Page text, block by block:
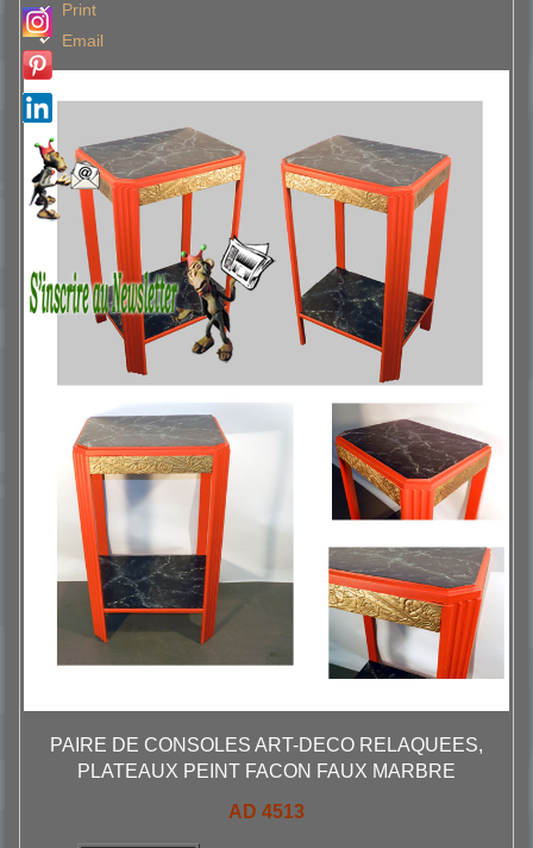
Print
Email
PAIRE DE CONSOLES ART-DECO RELAQUEES,
PLATEAUX PEINT FACON FAUX MARBRE
AD 4513